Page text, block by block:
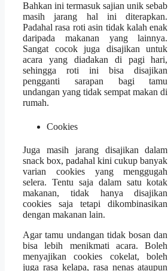
Bahkan ini termasuk sajian unik sebab
masih jarang hal ini diterapkan.
Padahal rasa roti asin tidak kalah enak
daripada makanan yang lainnya.
Sangat cocok juga disajikan untuk
acara yang diadakan di pagi hari,
sehingga roti ini bisa disajikan
pengganti sarapan bagi tamu
undangan yang tidak sempat makan di
rumah.
Cookies
Juga masih jarang disajikan dalam
snack box, padahal kini cukup banyak
varian cookies yang menggugah
selera. Tentu saja dalam satu kotak
makanan, tidak hanya disajikan
cookies saja tetapi dikombinasikan
dengan makanan lain.
Agar tamu undangan tidak bosan dan
bisa lebih menikmati acara. Boleh
menyajikan cookies cokelat, boleh
juga rasa kelapa, rasa nenas ataupun